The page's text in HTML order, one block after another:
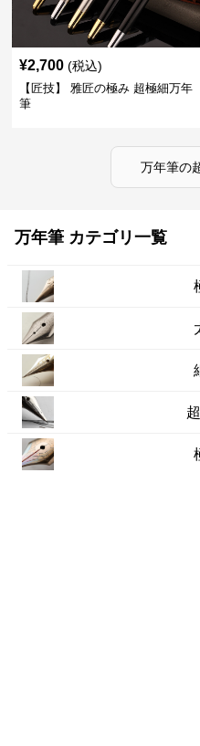
¥2,700 (税込)
【匠技】 雅匠の極み 超極細万年
筆
万年筆の
万年筆 カテゴリ一覧